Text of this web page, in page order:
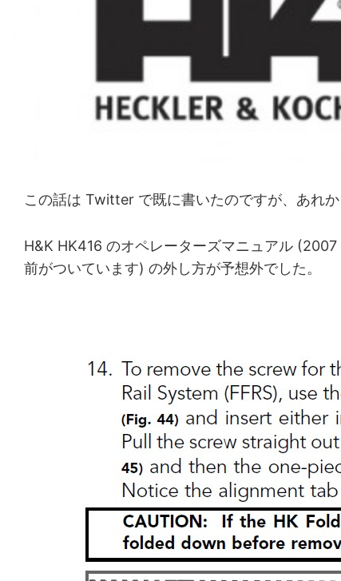
この話は Twitter で既に書いたのですが、あれ
H&K HK416 のオペレーターズマニュアル
前がついています) の外し方が予想外でした。